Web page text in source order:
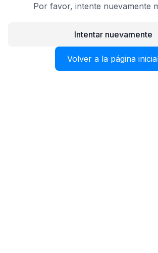
Por favor, intente nuevamente
Intentar nuevamente
Volver a la página